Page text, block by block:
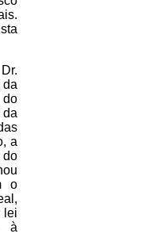
da
a
do
o
lei
à